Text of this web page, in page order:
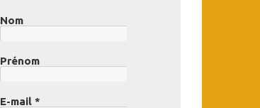
Nom
Prénom
E-mail *